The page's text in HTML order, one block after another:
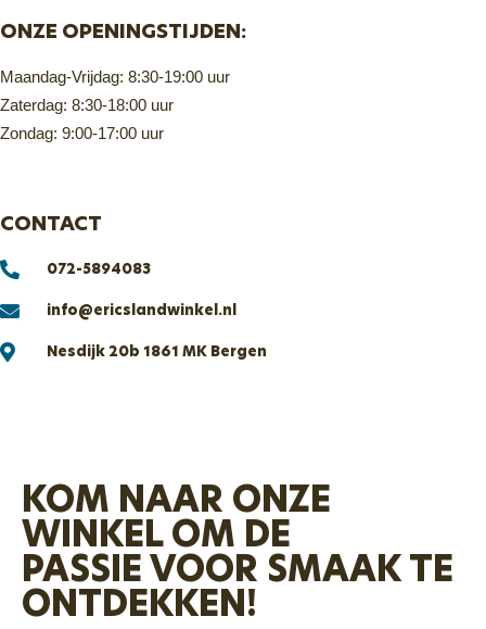
ONZE OPENINGSTIJDEN:
Maandag-Vrijdag: 8:30-19:00 uur
Zaterdag: 8:30-18:00 uur
Zondag: 9:00-17:00 uur
CONTACT
072-5894083
info@ericslandwinkel.nl
Nesdijk 20b 1861 MK Bergen
KOM NAAR ONZE
WINKEL OM DE
PASSIE VOOR SMAAK TE
ONTDEKKEN!